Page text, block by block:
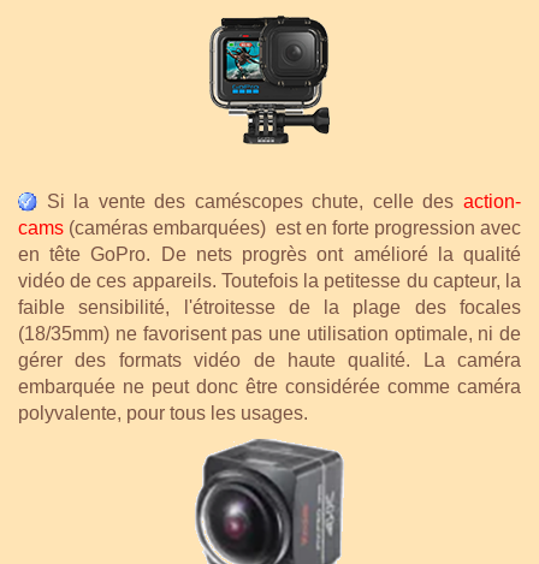
Si la vente des caméscopes chute, celle des action-
cams (caméras embarquées) est en forte progression avec
en tête GoPro. De nets progrès ont amélioré la qualité
vidéo de ces appareils. Toutefois la petitesse du capteur, la
faible sensibilité, l'étroitesse de la plage des focales
(18/35mm) ne favorisent pas une utilisation optimale, ni de
gérer des formats vidéo de haute qualité. La caméra
embarquée ne peut donc être considérée comme caméra
polyvalente, pour tous les usages.